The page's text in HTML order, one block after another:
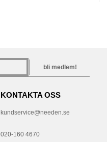
bli medlem!
KONTAKTA OSS
kundservice@needen.se
020-160 4670